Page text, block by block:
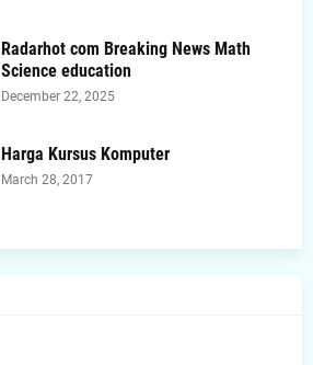
Radarhot com Breaking News Math
Science education
December 22, 2025
Harga Kursus Komputer
March 28, 2017